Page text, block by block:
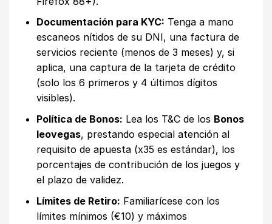
Documentación para KYC: Tenga a mano
escaneos nítidos de su DNI, una factura de
servicios reciente (menos de 3 meses) y, si
aplica, una captura de la tarjeta de crédito
(solo los 6 primeros y 4 últimos dígitos
visibles).
Política de Bonos: Lea los T&C de los Bonos
leovegas, prestando especial atención al
requisito de apuesta (x35 es estándar), los
porcentajes de contribución de los juegos y
el plazo de validez.
Límites de Retiro: Familiarícese con los
límites mínimos (€10) y máximos